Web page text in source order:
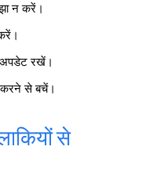
न करें।
अपडेट रखें।
करने से बचें।
से